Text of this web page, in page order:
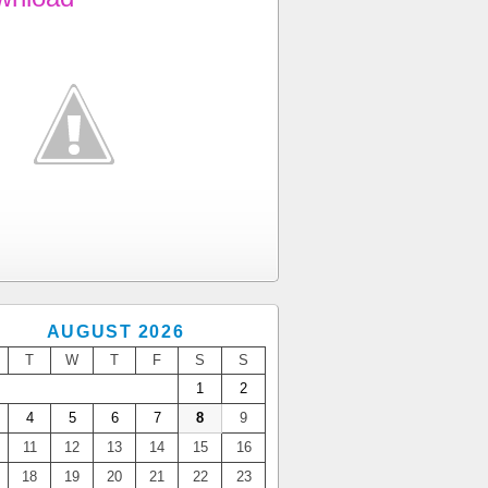
AUGUST 2026
T W T F S
S
1
2
4 5 6 7 8
9
11 12 13 14 15
16
18 19 20 21 22
23